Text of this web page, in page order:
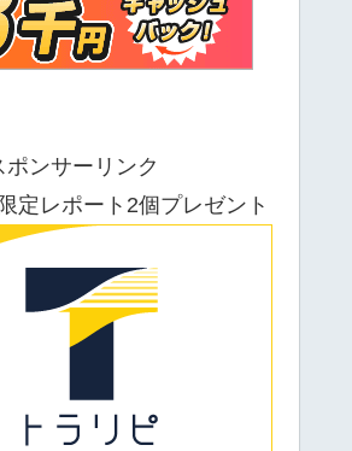
ポンサーリンク
定レポート2個プレゼント